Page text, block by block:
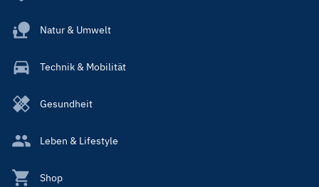
Natur & Umwelt
Technik & Mobilität
Gesundheit
Leben & Lifestyle
Shop